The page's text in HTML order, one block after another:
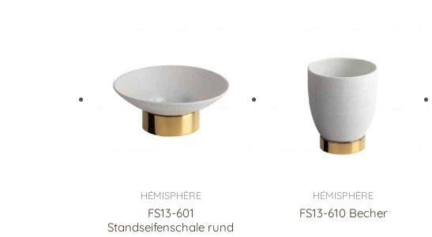
HÉMISPHÈRE
FS13-601
Standseifenschale rund
HÉMISPHÈRE
FS13-610 Becher